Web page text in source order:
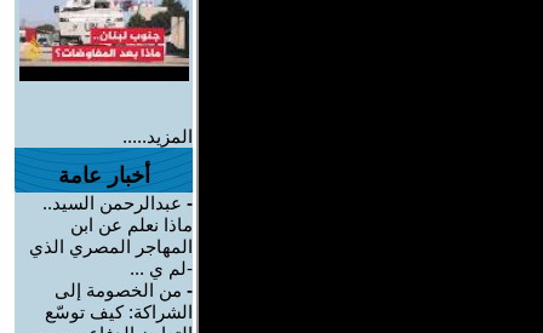
المزيد.....
أخبار عامة
- عبدالرحمن السيد..
ماذا نعلم عن ابن
المهاجر المصري الذي
-لم ي ...
- من الخصومة إلى
الشراكة: كيف توسّع